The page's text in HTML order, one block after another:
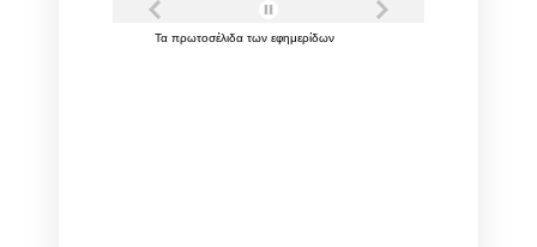
Τα πρωτοσέλιδα των εφημερίδων